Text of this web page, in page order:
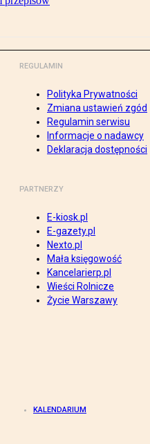
REGULAMIN
Polityka Prywatności
Zmiana ustawień zgód
Regulamin serwisu
Informacje o nadawcy
Deklaracja dostępności
PARTNERZY
E-kiosk.pl
E-gazety.pl
Nexto.pl
Mała księgowość
Kancelarierp.pl
Wieści Rolnicze
Życie Warszawy
KALENDARIUM